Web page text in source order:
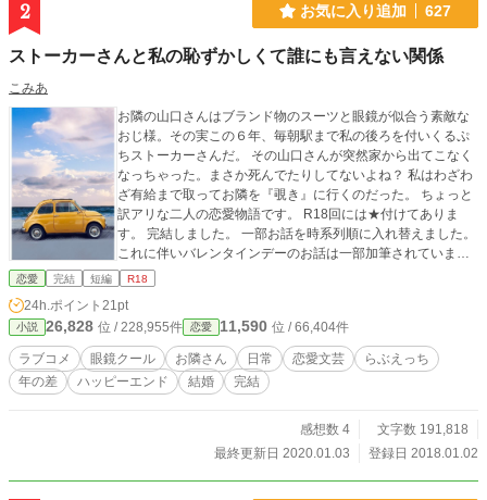
2 お気に入り追加 627
ストーカーさんと私の恥ずかしくて誰にも言えない関係
こみあ
お隣の山口さんはブランド物のスーツと眼鏡が似合う素敵な
おじ様。その実この６年、毎朝駅まで私の後ろを付いくるぷ
ちストーカーさんだ。 その山口さんが突然家から出てこなく
なっちゃった。まさか死んでたりしてないよね？ 私はわざわ
ざ有給まで取ってお隣を『覗き』に行くのだった。 ちょっと
訳アリな二人の恋愛物語です。 R18回には★付けてありま
す。 完結しました。 一部お話を時系列順に入れ替えました。
これに伴いバレンタインデーのお話は一部加筆されていま
す。 恋愛小説大賞に沢山のご投票ありがとうございました。
『やさしい嘘だと知っていました』で作りましたＳＳを『番
外編：日常事情 ～お正月～』の後書きに画像で貼らせてい
ただきました。
恋愛 完結 短編 R18
24h.ポイント 21pt
小説 26,828 位 / 228,955件 恋愛 11,590 位 / 66,404件
ラブコメ 眼鏡クール お隣さん 日常 恋愛文芸
らぶえっち
年の差
ハッピーエンド 結婚 完結
感想数 4
文字数 191,818
最終更新日 2020.01.03
登録日 2018.01.02